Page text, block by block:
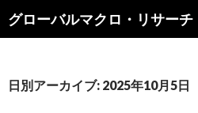
索
ン
日別アーカイブ: 2025年10月5日